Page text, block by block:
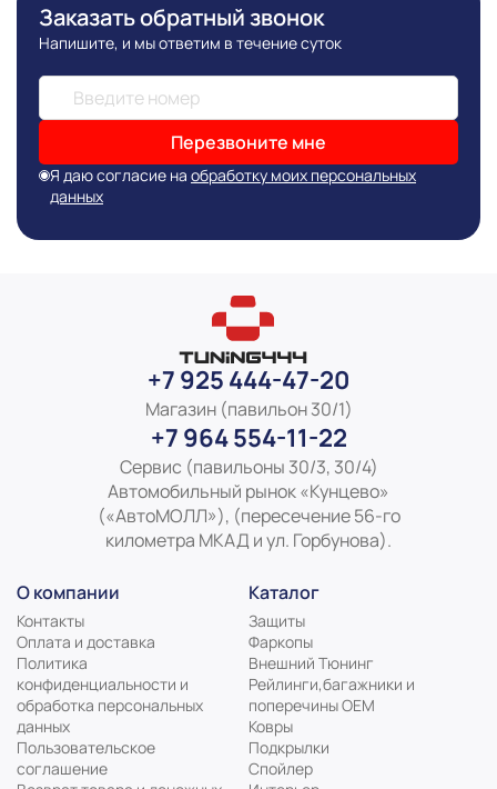
Заказать обратный звонок
Напишите, и мы ответим в течение суток
Перезвоните мне
Я даю согласие на обработку моих персональных
данных
+7 925 444-47-20
Магазин (павильон 30/1)
+7 964 554-11-22
Сервис (павильоны 30/3, 30/4)
Автомобильный рынок «Кунцево»
(«АвтоМОЛЛ»), (пересечение 56-го
километра МКАД и ул. Горбунова).
О компании
Контакты
Оплата и доставка
Политика
конфиденциальности и
обработка персональных
данных
Пользовательское
соглашение
Каталог
Защиты
Фаркопы
Внешний Тюнинг
Рейлинги,багажники и
поперечины ОЕМ
Ковры
Подкрылки
Спойлер